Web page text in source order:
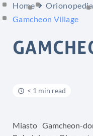
Home Orionopedia
Gamcheon Village
< 1 min read
Miasto Gamcheon-